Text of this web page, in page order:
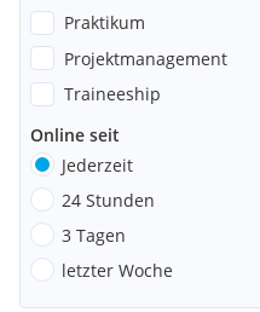
Praktikum
Projektmanagement
Traineeship
Online seit
Jederzeit
24 Stunden
3 Tagen
letzter Woche